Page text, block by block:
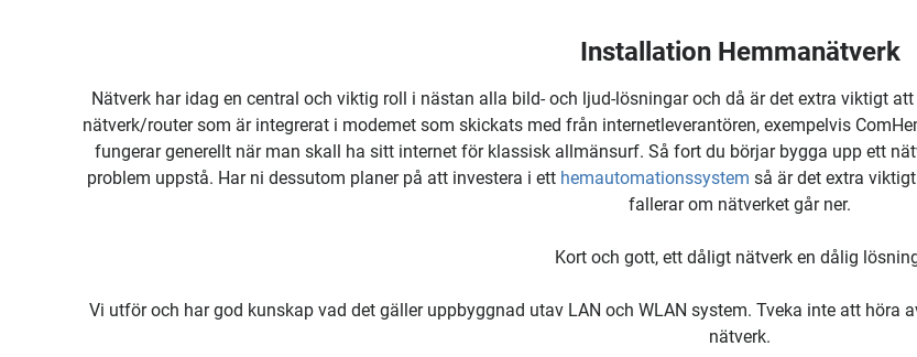
Installation Hemmanätverk
Nätverk har idag en central och viktig roll i nästan alla bild- och ljud-lösningar och då är det extra viktigt
nätverk/router som är integrerat i modemet som skickats med från internetleverantören, exempelvis
fungerar generellt när man skall ha sitt internet för klassisk allmänsurf. Så fort du börjar bygga upp ett
problem uppstå. Har ni dessutom planer på att investera i ett hemautomationssystem så är det extra
fallerar om nätverket går ner.
Kort och gott, ett dåligt nätverk en dålig
Vi utför och har god kunskap vad det gäller uppbyggnad utav LAN och WLAN system. Tveka inte att
nätverk.